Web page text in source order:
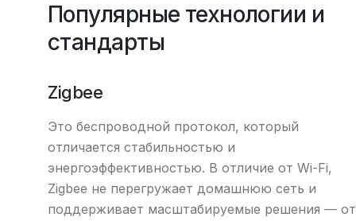
Популярные технологии и
стандарты
Zigbee
Это беспроводной протокол, который
отличается стабильностью и
энергоэффективностью. В отличие от Wi-Fi,
Zigbee не перегружает домашнюю сеть и
поддерживает масштабируемые решения — от